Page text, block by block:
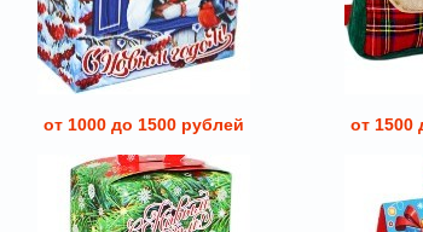
от 1000 до 1500 рублей от 1500